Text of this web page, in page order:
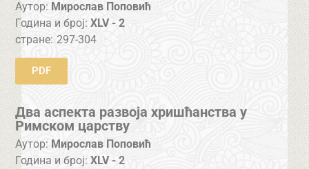
Аутор: Мирослав Поповић
Година и број:XLV - 2
стране: 297-304
PDF
Два аспекта развоја хришћанства у
Римском царству
Аутор: Мирослав Поповић
Година и број:XLV - 2